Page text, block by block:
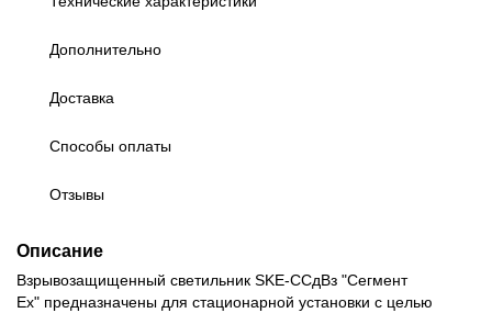
Дополнительно
Доставка
Способы оплаты
Отзывы
Описание
Взрывозащищенный светильник SKE-ССдВз "Сегмент
Ех" предназначены для стационарной установки с целью